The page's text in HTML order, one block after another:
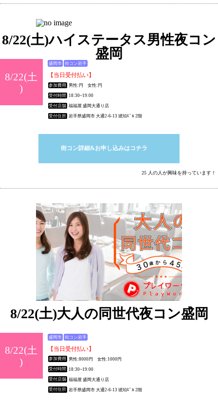
8/22(土)ハイステータス男性夜コン
盛岡
8/22(土
)
盛岡市 街コン岩手
【当日受付払い】
参加費用 男性:円 女性:円
受付時間 18:30~19:00
受付店舗 福福屋 盛岡大通り店
受付住所 岩手県盛岡市 大通2-6-13 琥珀ﾋﾞﾙ 2階
街コン詳細&お申し込みはコチラ
25 人の人が興味を持っています！
8/22(土)大人の同世代夜コン盛岡
8/22(土
)
盛岡市 街コン岩手
【当日受付払い】
参加費用 男性:8000円 女性:1000円
受付時間 18:30~19:00
受付店舗 福福屋 盛岡大通り店
受付住所 岩手県盛岡市 大通2-6-13 琥珀ﾋﾞﾙ 2階